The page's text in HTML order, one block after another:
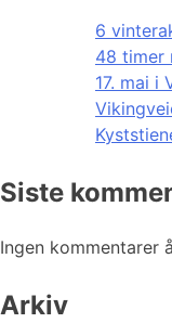
6
48 timer
17. mai i
Siste
Ingen kommentarer
Arkiv